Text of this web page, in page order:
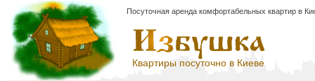
Квартиры посуточно в Киеве
Посуточная аренда комфортабельных квартир в